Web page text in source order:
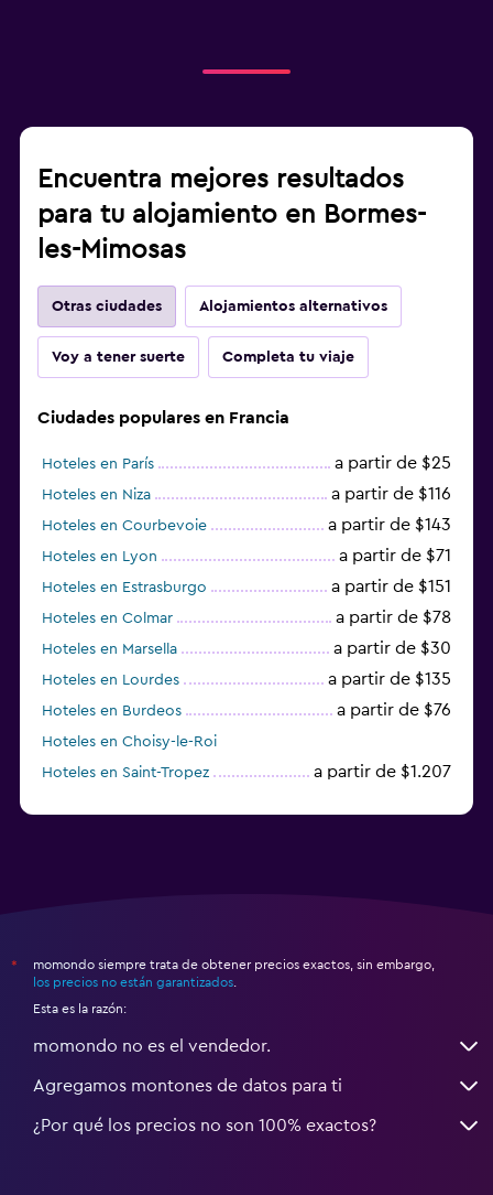
Encuentra mejores resultados
para tu alojamiento en Bormes-
les-Mimosas
Otras ciudades Alojamientos alternativos
Voy a tener suerte Completa tu viaje
Ciudades populares en Francia
Hoteles en París a partir de $25
Hoteles en Niza a partir de $116
Hoteles en Courbevoie a partir de $143
Hoteles en Lyon a partir de $71
Hoteles en Estrasburgo a partir de $151
Hoteles en Colmar a partir de $78
Hoteles en Marsella a partir de $30
Hoteles en Lourdes a partir de $135
Hoteles en Burdeos a partir de $76
Hoteles en Choisy-le-Roi
Hoteles en Saint-Tropez
a partir de $1.207
*
momondo siempre trata de obtener precios exactos, sin embargo,
los precios no están garantizados
Esta es la razón:
momondo no es el vendedor.
Agregamos montones de datos para ti
¿Por qué los precios no son 100% exactos?